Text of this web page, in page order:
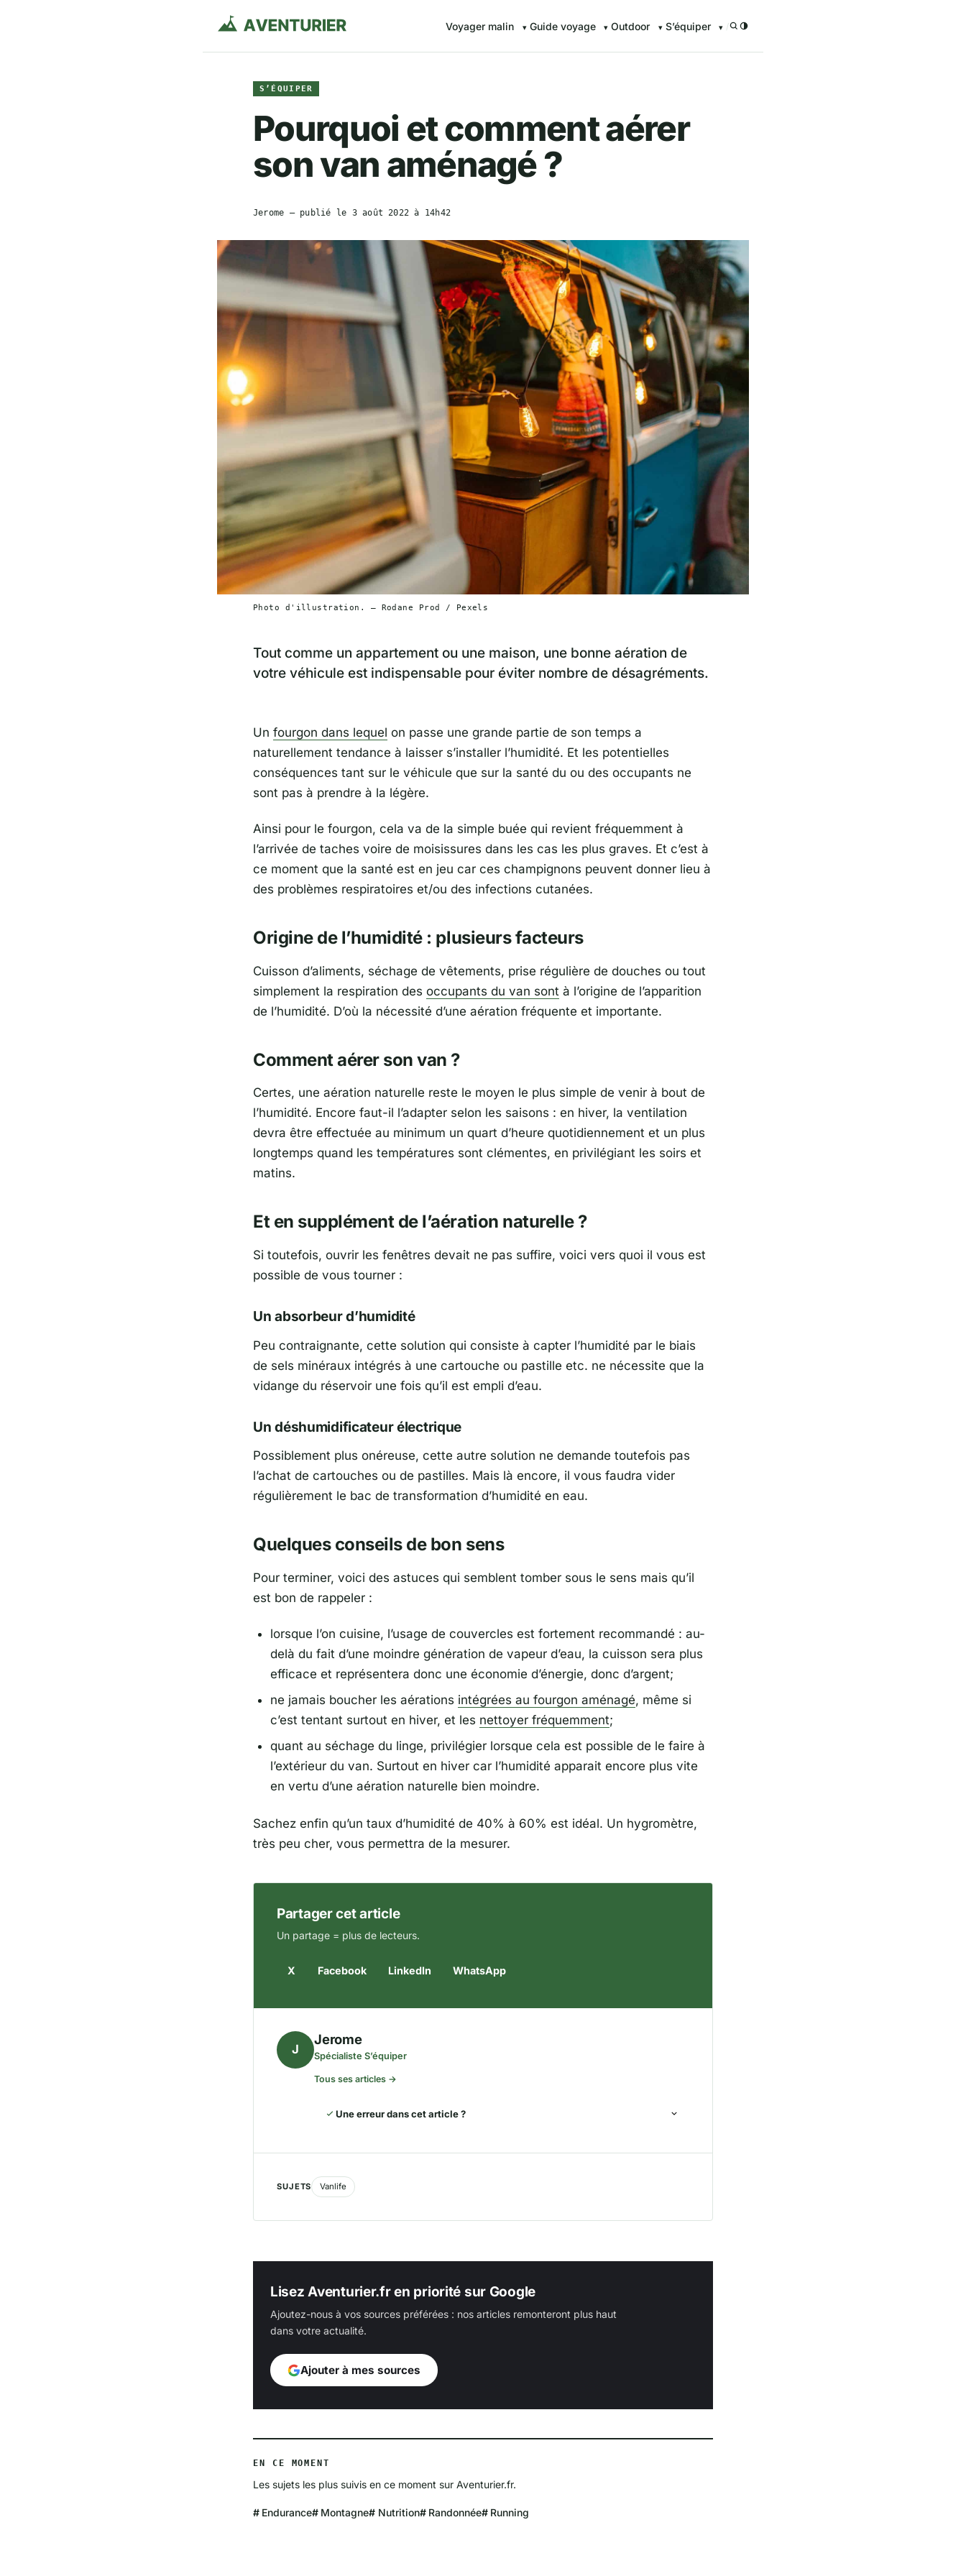
Voyager malin Guide voyage Outdoor S’équiper /
S’ÉQUIPER
Pourquoi et comment aérer
son van aménagé ?
Jerome — publié le 3 août 2022 à 14h42
Photo d'illustration. — Rodane Prod / Pexels
Tout comme un appartement ou une maison, une bonne aération de
votre véhicule est indispensable pour éviter nombre de désagréments.
Un fourgon dans lequel on passe une grande partie de son temps a
naturellement tendance à laisser s’installer l’humidité. Et les potentielles
conséquences tant sur le véhicule que sur la santé du ou des occupants ne
sont pas à prendre à la légère.
Ainsi pour le fourgon, cela va de la simple buée qui revient fréquemment à
l’arrivée de taches voire de moisissures dans les cas les plus graves. Et c’est à
ce moment que la santé est en jeu car ces champignons peuvent donner lieu à
des problèmes respiratoires et/ou des infections cutanées.
Origine de l’humidité : plusieurs facteurs
Cuisson d’aliments, séchage de vêtements, prise régulière de douches ou tout
simplement la respiration des occupants du van sont à l’origine de l’apparition
de l’humidité. D’où la nécessité d’une aération fréquente et importante.
Comment aérer son van ?
Certes, une aération naturelle reste le moyen le plus simple de venir à bout de
l’humidité. Encore faut-il l’adapter selon les saisons : en hiver, la ventilation
devra être effectuée au minimum un quart d’heure quotidiennement et un plus
longtemps quand les températures sont clémentes, en privilégiant les soirs et
matins.
Et en supplément de l’aération naturelle ?
Si toutefois, ouvrir les fenêtres devait ne pas suffire, voici vers quoi il vous est
possible de vous tourner :
Un absorbeur d’humidité
Peu contraignante, cette solution qui consiste à capter l’humidité par le biais
de sels minéraux intégrés à une cartouche ou pastille etc. ne nécessite que la
vidange du réservoir une fois qu’il est empli d’eau.
Un déshumidificateur électrique
Possiblement plus onéreuse, cette autre solution ne demande toutefois pas
l’achat de cartouches ou de pastilles. Mais là encore, il vous faudra vider
régulièrement le bac de transformation d’humidité en eau.
Quelques conseils de bon sens
Pour terminer, voici des astuces qui semblent tomber sous le sens mais qu’il
est bon de rappeler :
lorsque l’on cuisine, l’usage de couvercles est fortement recommandé : au-
delà du fait d’une moindre génération de vapeur d’eau, la cuisson sera plus
efficace et représentera donc une économie d’énergie, donc d’argent;
ne jamais boucher les aérations intégrées au fourgon aménagé, même si
c’est tentant surtout en hiver, et les nettoyer fréquemment;
quant au séchage du linge, privilégier lorsque cela est possible de le faire à
l’extérieur du van. Surtout en hiver car l’humidité apparait encore plus vite
en vertu d’une aération naturelle bien moindre.
Sachez enfin qu’un taux d’humidité de 40% à 60% est idéal. Un hygromètre,
très peu cher, vous permettra de la mesurer.
Partager cet article
Un partage = plus de lecteurs.
X Facebook LinkedIn WhatsApp
J
Jerome
Spécialiste S’équiper
Tous ses articles →
Une erreur dans cet article ?
SUJETS Vanlife
Lisez Aventurier.fr en priorité sur Google
Ajoutez-nous à vos sources préférées : nos articles remonteront plus haut
dans votre actualité.
Ajouter à mes sources
EN CE MOMENT
Les sujets les plus suivis en ce moment sur Aventurier.fr.
Endurance Montagne Nutrition Randonnée Running